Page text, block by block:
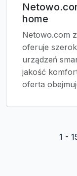
home
Netowo.com
oferuje
urządzeń
jakość
oferta
1 -